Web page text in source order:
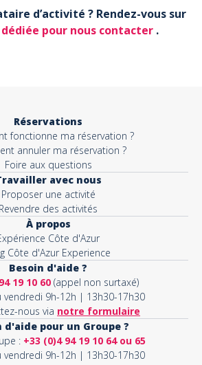
d’activité ? Rendez-vous sur
pour nous contacter .
Réservations
fonctionne ma réservation ?
annuler ma réservation ?
Foire aux questions
avec nous
Proposer une activité
Revendre des activités
À propos
Côte d'Azur
Côte d'Azur Experience
Besoin d'aide ?
19 10 60 (appel non surtaxé)
vendredi 9h-12h | 13h30-17h30
nous via notre formulaire
d'aide pour un Groupe ?
: +33 (0)4 94 19 10 64 ou 65
vendredi 9h-12h | 13h30-17h30